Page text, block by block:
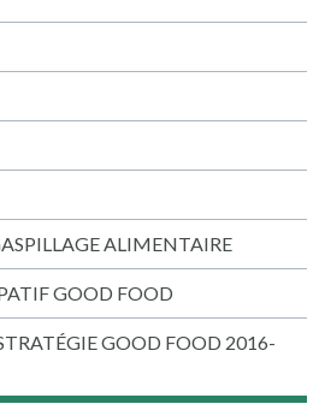
ALIMENTAIRE
GOOD FOOD
GOOD FOOD 2016-